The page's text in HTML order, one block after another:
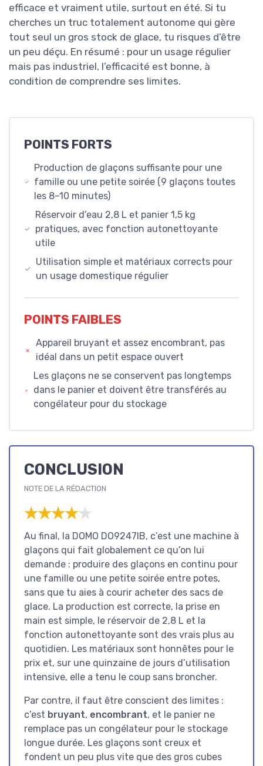
efficace et vraiment utile, surtout en été. Si tu
cherches un truc totalement autonome qui gère
tout seul un gros stock de glace, tu risques d’être
un peu déçu. En résumé : pour un usage régulier
mais pas industriel, l’efficacité est bonne, à
condition de comprendre ses limites.
POINTS FORTS
Production de glaçons suffisante pour une
famille ou une petite soirée (9 glaçons toutes
les 8–10 minutes)
Réservoir d’eau 2,8 L et panier 1,5 kg
pratiques, avec fonction autonettoyante
utile
Utilisation simple et matériaux corrects pour
un usage domestique régulier
POINTS FAIBLES
Appareil bruyant et assez encombrant, pas
idéal dans un petit espace ouvert
Les glaçons ne se conservent pas longtemps
dans le panier et doivent être transférés au
congélateur pour du stockage
CONCLUSION
NOTE DE LA RÉDACTION
★★★★★
★★★★★
Au final, la DOMO DO9247IB, c’est une machine à
glaçons qui fait globalement ce qu’on lui
demande : produire des glaçons en continu pour
une famille ou une petite soirée entre potes,
sans que tu aies à courir acheter des sacs de
glace. La production est correcte, la prise en
main est simple, le réservoir de 2,8 L et la
fonction autonettoyante sont des vrais plus au
quotidien. Les matériaux sont honnêtes pour le
prix et, sur une quinzaine de jours d’utilisation
intensive, elle a tenu le coup sans broncher.
Par contre, il faut être conscient des limites :
c’est bruyant, encombrant, et le panier ne
remplace pas un congélateur pour le stockage
longue durée. Les glaçons sont creux et
fondent un peu plus vite que des gros cubes